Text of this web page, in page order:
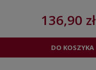
136,90 zł
DO KOSZYKA